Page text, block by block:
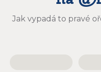
Jak vypadá to pravé